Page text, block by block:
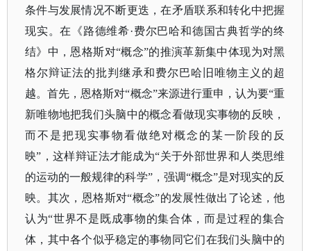
条件与发展情况不断更迭，在矛盾联系和转化中把握
现实。在《路德维希·费尔巴哈和德国古典哲学的终
结》中，恩格斯对“概念”的推演革新集中体现为对黑
格尔辩证法的批判继承和费尔巴哈旧唯物主义的超
越。首先，恩格斯对“概念”来源进行重申，认为要“重
新唯物地把我们头脑中的概念看做现实事物的反映，
而不是把现实事物看做绝对概念的某一阶段的反
映”，这样辩证法才能成为“关于外部世界和人类思维
的运动的一般规律的科学”，强调“概念”是对现实的反
映。其次，恩格斯对“概念”的发展性做出了论述，他
认为“世界不是既成事物的集合体，而是过程的集合
体，其中各个似乎稳定的事物同它们在我们头脑中的